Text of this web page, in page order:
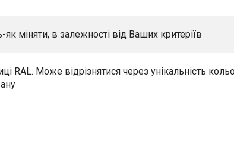
міняти, в залежності від Ваших критеріїв
RAL. Може відрізнятися через унікальність